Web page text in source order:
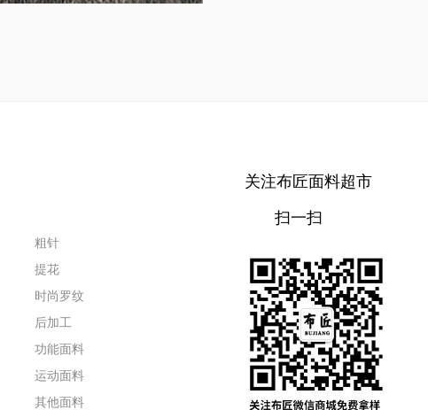
粗针
提花
时尚罗纹
后加工
功能面料
运动面料
其他面料
关注布匠面料超市
扫一扫